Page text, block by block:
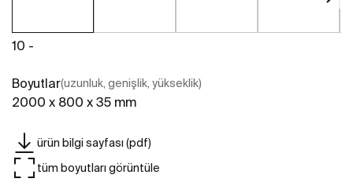
10 -
Boyutlar(uzunluk, genişlik, yükseklik)
2000 x 800 x 35 mm
ürün bilgi sayfası (pdf)
tüm boyutları görüntüle